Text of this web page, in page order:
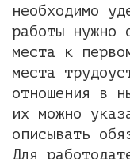
необходимо
работы нужно
места к
места
отношения в
их можно
описывать
Для